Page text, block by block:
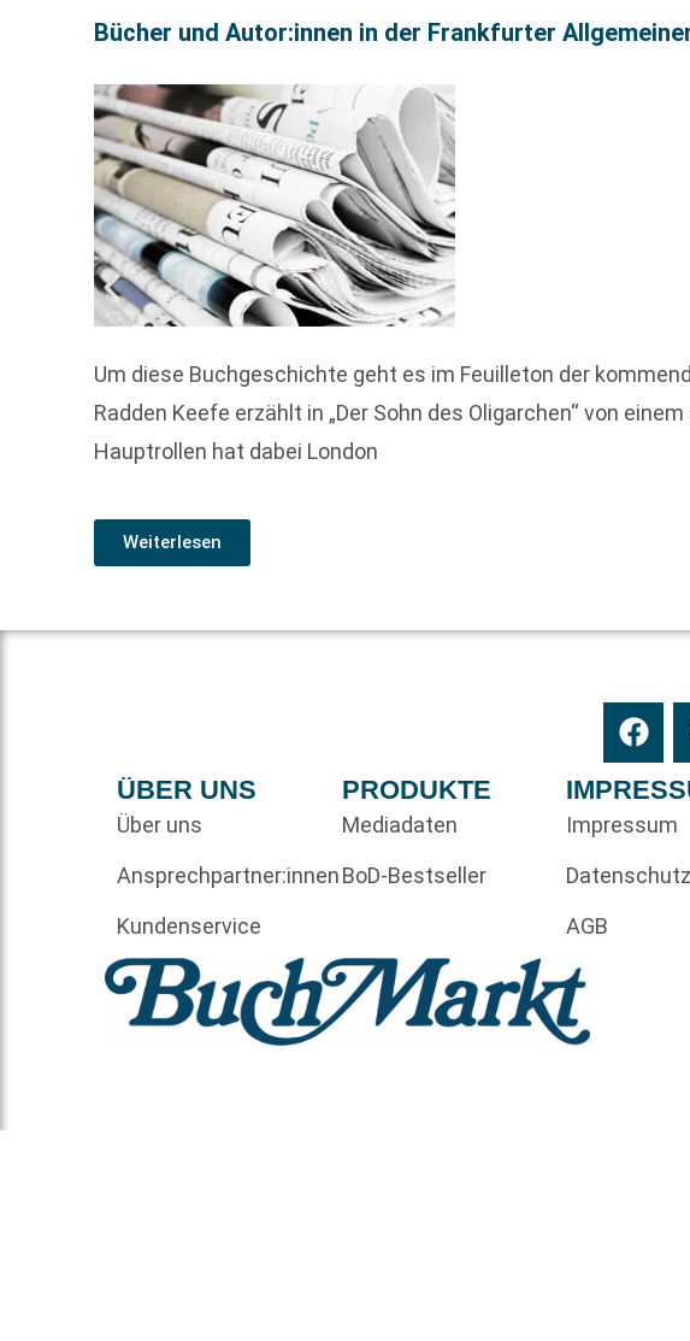
Bücher und Autor:innen in der Frankfurter
Um diese Buchgeschichte geht es im Feuilleton der
Radden Keefe erzählt in „Der Sohn des Oligarchen“ von
Hauptrollen hat dabei London
Weiterlesen
ÜBER UNS
Über uns
Ansprechpartner:innen
Kundenservice
PRODUKTE
Mediadaten
BoD-Bestseller
Impressum
Datenschutz
AGB